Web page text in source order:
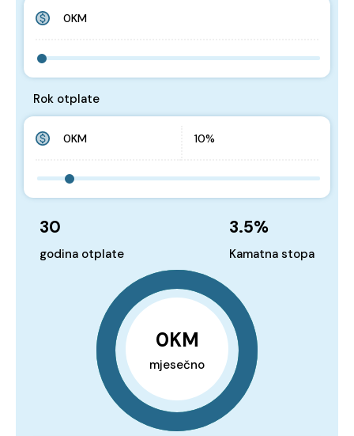
Rok otplate
30
godina otplate
3.5%
Kamatna stopa
0KM
mjesečno